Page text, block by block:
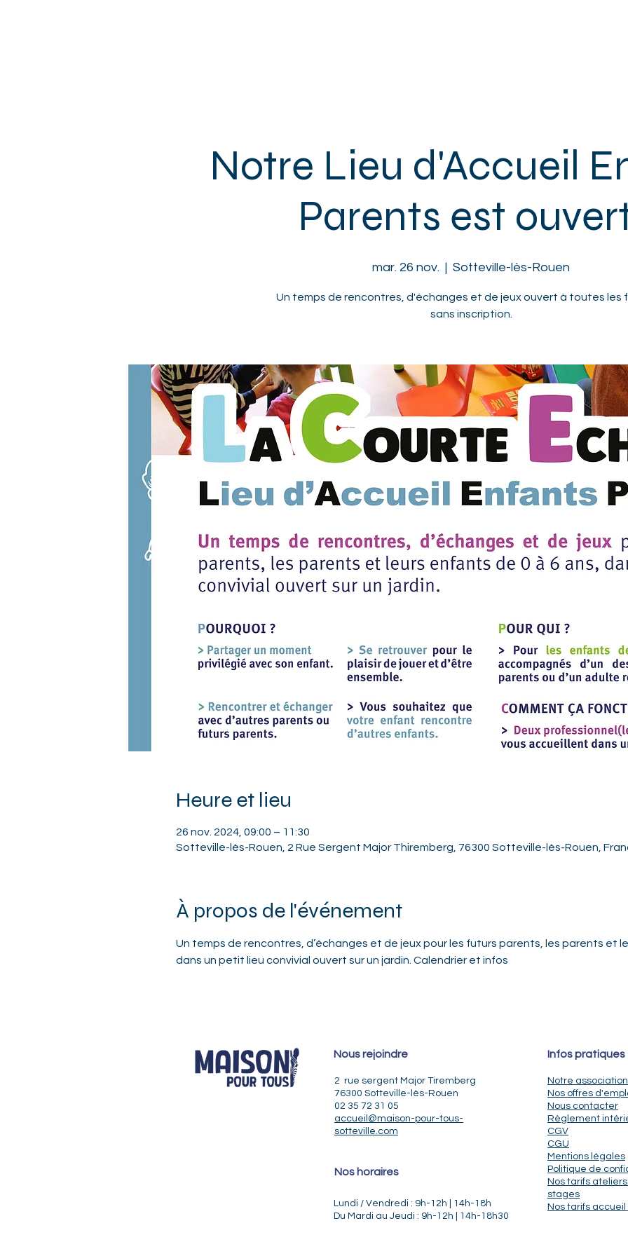
Notre Lieu d'Accueil
Parents est
mar. 26 nov.
  |
Sotteville-lès-Rouen
Un temps de rencontres, d'échanges et de jeux ouvert à toutes les
sans inscription.
Heure et lieu
26 nov. 2024, 09:00 – 11:30
Sotteville-lès-Rouen, 2 Rue Sergent Major Thiremberg, 76300 Sotteville-lès-Rouen,
À propos de l'événement
Un temps de rencontres, d’échanges et de jeux pour les futurs parents, les parents et
dans un petit lieu convivial ouvert sur un jardin. Calendrier et infos
Nous rejoindre
2 rue sergent Major Tiremberg
76300 Sotteville-lès-Rouen
02 35 72 31 05
accueil@maison-pour-tous-
sotteville.com
Nos horaires
Lundi / Vendredi : 9h-12h | 14h-18h
Du Mardi au Jeudi : 9h-12h | 14h-18h30
Infos pratiques
Notre association
Nos offres
Nous contacter
Règlement
CGV
CGU
Mentions légales
Politique de
Nos tarifs
stages
Nos tarifs accueil